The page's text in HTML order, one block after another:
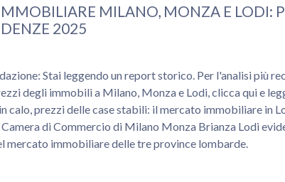
MILANO, MONZA E LODI:
2025
Stai leggendo un report storico. Per l'analisi più
degli immobili a Milano, Monza e Lodi, clicca qui e
prezzi delle case stabili: il mercato immobiliare in
di Commercio di Milano Monza Brianza Lodi
mercato immobiliare delle tre province lombarde.